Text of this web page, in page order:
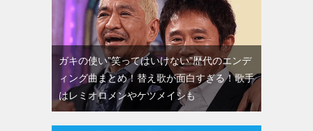
ガキの使い”笑ってはいけない”歴代のエンデ
ィング曲まとめ！替え歌が面白すぎる！歌手
はレミオロメンやケツメイシも